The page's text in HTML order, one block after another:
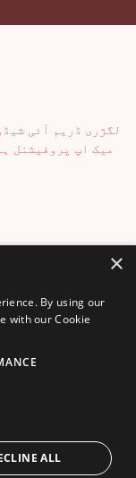
لگژری ڈریم
ہائی پگمنٹ
×
By using our
with our Cookie
ALL